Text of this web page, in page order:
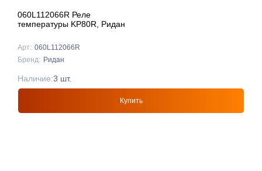
060L112066R Реле
температуры KP80R, Ридан
Арт: 060L112066R
Бренд: Ридан
Купить
Наличие:3 шт.